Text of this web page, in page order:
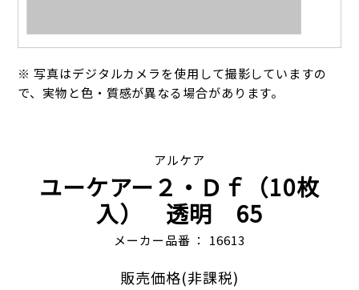
※ 写真はデジタルカメラを使用して撮影していますの
で、実物と色・質感が異なる場合があります。
アルケア
ユーケアー２・Ｄｆ（10枚
入） 透明 65
メーカー品番 ： 16613
販売価格(非課税)